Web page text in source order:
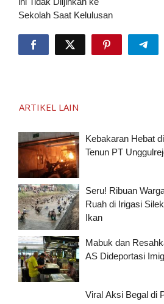
Sekolah Saat Kelulusan
ARTIKEL LAIN
Kebakaran Hebat
Tenun PT
Seru! Ribuan
Ruah di Irigasi
Ikan
Mabuk dan
AS Dideportasi
Viral Aksi Begal di